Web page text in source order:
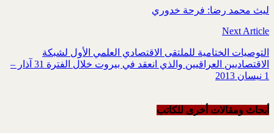
ليث محمد رضا: فرحة خدوري
Next Article
التوصيات الختامية للملتقى الاقتصادي العلمي الأول لشبكة
الاقتصاديين العراقيين والذي انعقد في بيروت خلال الفترة 31 آذار –
1 نيسان 2013
أبحاث ومقالات أخرى للکاتب